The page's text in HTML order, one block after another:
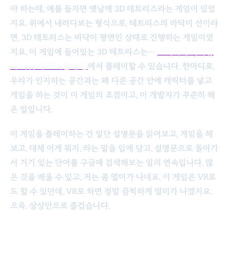
야 하는데, 예를 들자면 옛날에 3D 테트리스라는 게임이 있었
지요. 위에서 내려다보는 형식으로, 테트리스의 바닥이 선이라
면, 3D 테트리스는 바닥이 평면인 상태로 진행하는 게임이었
지요. 이 게임에 들어있는 3D 테트리스는…
에서 플레이할 수 있습니다. 한마디로,
우리가 인지하는 공간과는 꽤 다른 공간 안에 캐릭터를 넣고
게임을 하는 것이 이 게임의 초점이고, 이 개발자가 꾸준히 해
온 일입니다.
이 게임을 플레이하는 건 일단 설명문을 읽어보고, 게임을 해
보고, 대체 이게 뭐지, 라는 말을 입에 담고, 설명문으로 돌아가
서 거기 있는 단어를 구글에 검색해보는 일의 연속입니다. 많
은 것을 배울 수 있고, 저는 좀 멀미가 나네요. 이 게임은 VR로
도 할 수 있던데, VR로 하면 정말 끔찍하게 멀미가 나겠지요.
으윽. 상상만으로 즐겁습니다.